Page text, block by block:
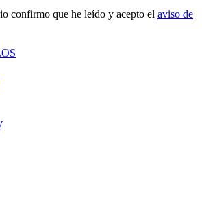
confirmo que he leído y acepto el aviso de